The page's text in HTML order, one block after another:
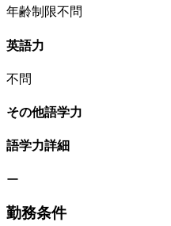
年齢制限不問
英語力
不問
その他語学力
語学力詳細
ー
勤務条件